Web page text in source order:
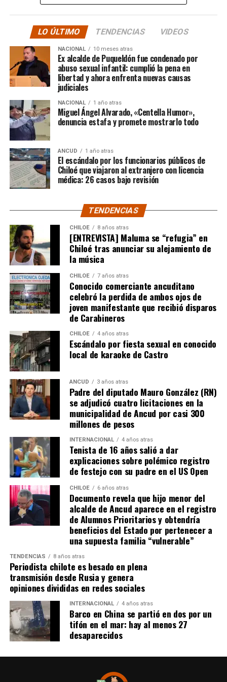
hacer justicia.”
quienes lo han acompañado desde que compartió lo
ocurrido:
“Gracias a todos por el
apoyo!!!!”
Por el momento, las personas aludidas no han emitido
declaraciones públicas. La historia, según Centella,
recién comienza y, el mencionado posteo, ha generado
comentarios de todo tipo, en su gran mayoría, a favor
del humorista de Punta Arenas.
LO ÚLTIMO TENDENCIAS VIDEOS
NACIONAL 10 meses atras
Ex alcalde de Puqueldón fue condenado por
abuso sexual infantil: cumplió la pena en
libertad y ahora enfrenta nuevas causas
judiciales
NACIONAL 1 año atras
Miguel Ángel Alvarado, «Centella Humor»,
denuncia estafa y promete mostrarlo todo
ANCUD 1 año atras
El escándalo por los funcionarios públicos de
Chiloé que viajaron al extranjero con licencia
médica: 26 casos bajo revisión
TENDENCIAS
CHILOE 8 años atras
[ENTREVISTA] Maluma se “refugia” en
Chiloé tras anunciar su alejamiento de
la música
CHILOE 7 años atras
Conocido comerciante ancuditano
celebró la perdida de ambos ojos de
joven manifestante que recibió disparos
de Carabineros
CHILOE 4 años atras
Escándalo por fiesta sexual en conocido
local de karaoke de Castro
ANCUD 3 años atras
Padre del diputado Mauro González (RN)
se adjudicó cuatro licitaciones en la
municipalidad de Ancud por casi 300
millones de pesos
INTERNACIONAL 4 años atras
Tenista de 16 años salió a dar
explicaciones sobre polémico registro
de festejo con su padre en el US Open
CHILOE 6 años atras
Documento revela que hijo menor del
alcalde de Ancud aparece en el registro
de Alumnos Prioritarios y obtendría
beneficios del Estado por pertenecer a
una supuesta familia “vulnerable”
TENDENCIAS 8 años atras
Periodista chilote es besado en plena
transmisión desde Rusia y genera
opiniones divididas en redes sociales
INTERNACIONAL 4 años atras
Barco en China se partió en dos por un
tifón en el mar: hay al menos 27
desaparecidos